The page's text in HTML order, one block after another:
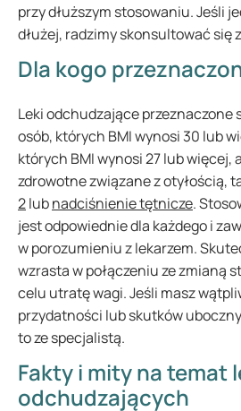
przy dłuższym stosowaniu. Jeśli
dłużej, radzimy skonsultować się
Dla kogo
Leki odchudzające przeznaczone
osób, których BMI wynosi 30 lub
których BMI wynosi 27 lub więcej,
zdrowotne związane z otyłością,
2lubnadciśnienie tętnicze.
jest odpowiednie dla każdego i
w porozumieniu z lekarzem.
wzrasta w połączeniu ze zmianą
celu utratę wagi. Jeśli masz
przydatności lub skutków
to ze specjalistą.
Fakty i mity na temat
odchudzających